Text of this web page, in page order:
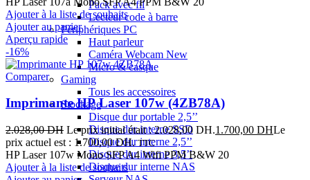
Pack avec fil
Lecteur code à barre
Périphériques PC
Haut parleur
Caméra Webcam New
Micro & casque
Gaming
Tous les accessoires
Stockage
Disque dur portable 2,5’’
Disque dur interne SSD
Disque dur interne 2,5’’
Disque dur interne 3,5’’
Disque dur interne NAS
Ajouter à la liste de souhaits
Ajouter au panier
Aperçu rapide
-16%
Comparer
Imprimante HP Laser 107w (4ZB78A)
2.028,00DH Le prix initial était : 2.028,00 DH.1.700,00 DHLe
prix actuel est : 1.700,00 DH. TTC
HP Laser 107w Mono SFP A4 Wifi PPM B&W 20
Ajouter à la liste de souhaits